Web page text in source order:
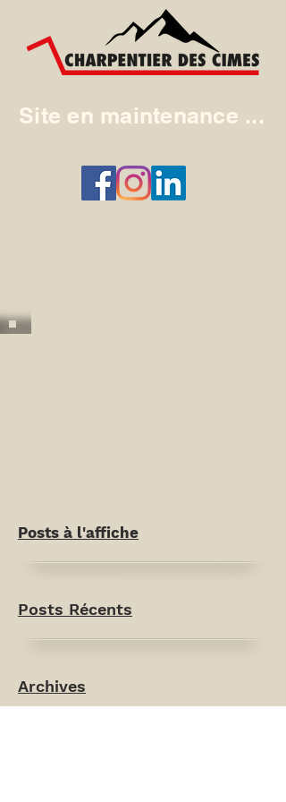
Site en maintenance ...
Posts à l'affiche
Posts Récents
Archives